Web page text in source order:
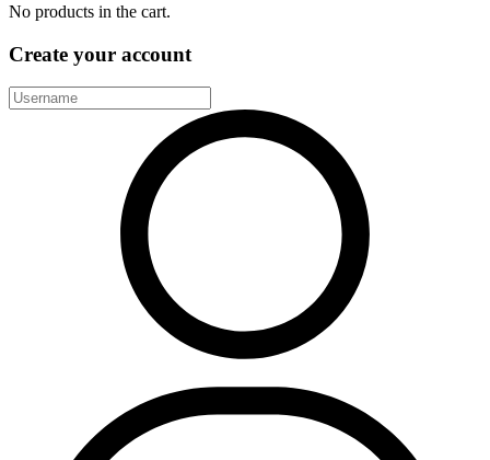
No products in the cart.
Create your account